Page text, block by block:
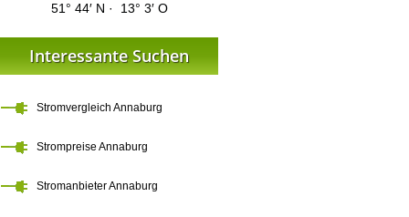
51° 44′ N · 13° 3′ O
Interessante Suchen
Stromvergleich Annaburg
Strompreise Annaburg
Stromanbieter Annaburg